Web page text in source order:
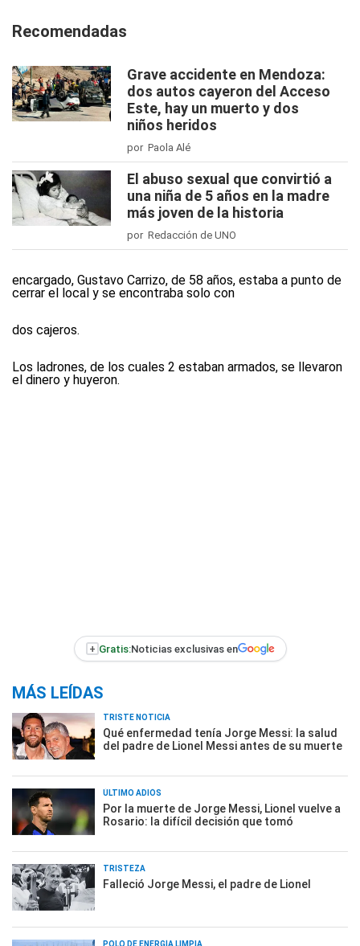
Recomendadas
Grave accidente en Mendoza:
dos autos cayeron del Acceso
Este, hay un muerto y dos
niños heridos
por Paola Alé
El abuso sexual que convirtió a
una niña de 5 años en la madre
más joven de la historia
por Redacción de UNO
encargado, Gustavo Carrizo, de 58 años, estaba a punto de
cerrar el local y se encontraba solo con
dos cajeros.
Los ladrones, de los cuales 2 estaban armados, se llevaron
el dinero y huyeron.
+ Gratis:Noticias exclusivas en
MÁS LEÍDAS
TRISTE NOTICIA
Qué enfermedad tenía Jorge Messi: la salud
del padre de Lionel Messi antes de su muerte
ÚLTIMO ADIÓS
Por la muerte de Jorge Messi, Lionel vuelve a
Rosario: la difícil decisión que tomó
TRISTEZA
Falleció Jorge Messi, el padre de Lionel
POLO DE ENERGÍA LIMPIA